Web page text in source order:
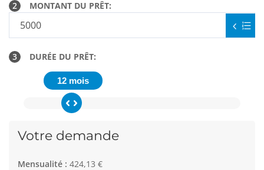
2 MONTANT DU PRÊT:
3 DURÉE DU PRÊT:
12 mois
Votre demande
Mensualité : 424,13 €